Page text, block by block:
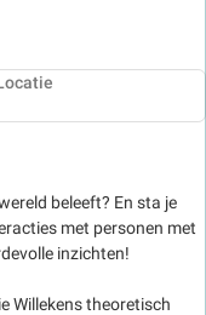
beleeft? En sta je
met personen met
inzichten!
Willekens theoretisch